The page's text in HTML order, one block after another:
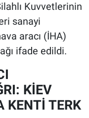
Kuvvetlerinin
sanayi
aracı (İHA)
ifade edildi.
KİEV
KENTİ TERK